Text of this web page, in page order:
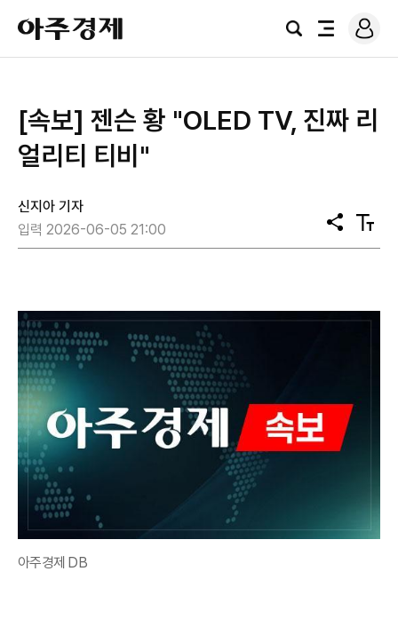
아
주
경
검
전
로
그
[속보] 젠슨 황 "OLED TV, 진짜 리
얼리티 티비"
신지아 기자
입력 2026-06-05 21:00
공
유
텍
스
아주경제 DB